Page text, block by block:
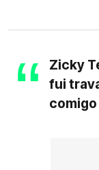
Zicky
fui